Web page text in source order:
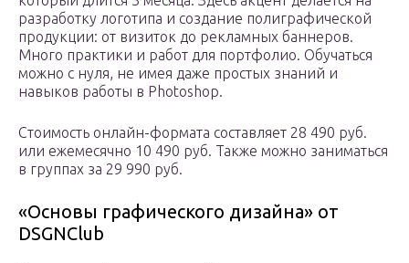
разработку логотипа и создание полиграфической
продукции: от визиток до рекламных баннеров.
Много практики и работ для портфолио. Обучаться
можно с нуля, не имея даже простых знаний и
навыков работы в Photoshop.
Стоимость онлайн-формата составляет 28 490 руб.
или ежемесячно 10 490 руб. Также можно заниматься
в группах за 29 990 руб.
«Основы графического дизайна» от
DSGNClub